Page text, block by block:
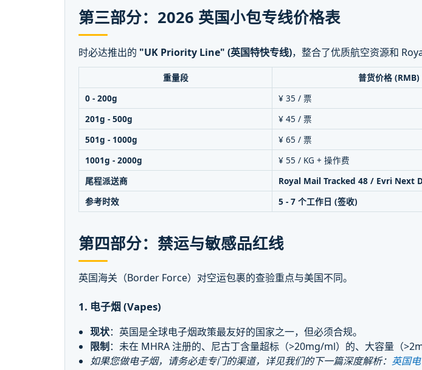
第三部分：2026 英国小包专线价格表
时必达推出的 "UK Priority Line" (英国特快专线)，整合了优质航空资源和
重量段 普货价格 (RMB)
0 - 200g
¥ 35 / 票
201g - 500g
¥ 45 / 票
501g - 1000g
¥ 65 / 票
1001g - 2000g
¥ 55 / KG + 操作费
尾程派送商
Royal Mail Tracked 48 / Evri Next
参考时效
5 - 7 个工作日 (签收)
第四部分：禁运与敏感品红线
英国海关（Border Force）对空运包裹的查验重点与美国不同。
1. 电子烟 (Vapes)
现状：英国是全球电子烟政策最友好的国家之一，但必须合规。
限制：未在 MHRA 注册的、尼古丁含量超标（>20mg/ml）的、大容量（
如果您做电子烟，请务必走专门的渠道，详见我们的下一篇深度解析： 英国